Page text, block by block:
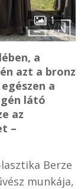
1
a
azt a bronz
a
látó
az
–
Berze
munkája,